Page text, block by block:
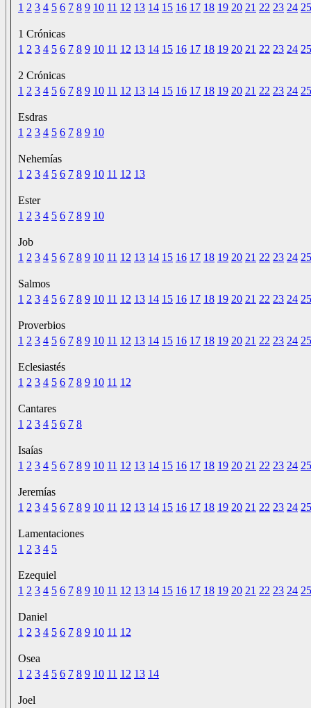
1 2 3 4 5 6 7 8 9 10 11 12 13 14 15 16 17 18 19 20 21 22 23 24 25
1 Crónicas
1 2 3 4 5 6 7 8 9 10 11 12 13 14 15 16 17 18 19 20 21 22 23 24 25
2 Crónicas
1 2 3 4 5 6 7 8 9 10 11 12 13 14 15 16 17 18 19 20 21 22 23 24 25
Esdras
1 2 3 4 5 6 7 8 9 10
Nehemías
1 2 3 4 5 6 7 8 9 10 11 12 13
Ester
1 2 3 4 5 6 7 8 9 10
Job
1 2 3 4 5 6 7 8 9 10 11 12 13 14 15 16 17 18 19 20 21 22 23 24 25
Salmos
1 2 3 4 5 6 7 8 9 10 11 12 13 14 15 16 17 18 19 20 21 22 23 24 25
Proverbios
1 2 3 4 5 6 7 8 9 10 11 12 13 14 15 16 17 18 19 20 21 22 23 24 25
Eclesiastés
1 2 3 4 5 6 7 8 9 10 11 12
Cantares
1 2 3 4 5 6 7 8
Isaías
1 2 3 4 5 6 7 8 9 10 11 12 13 14 15 16 17 18 19 20 21 22 23 24 25
Jeremías
1 2 3 4 5 6 7 8 9 10 11 12 13 14 15 16 17 18 19 20 21 22 23 24 25
Lamentaciones
1 2 3 4 5
Ezequiel
1 2 3 4 5 6 7 8 9 10 11 12 13 14 15 16 17 18 19 20 21 22 23 24 25
Daniel
1 2 3 4 5 6 7 8 9 10 11 12
Osea
1 2 3 4 5 6 7 8 9 10 11 12 13 14
Joel